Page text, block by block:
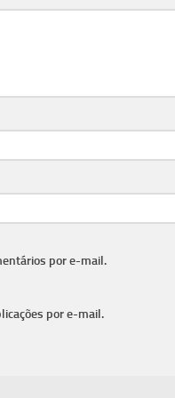
por e-mail.
por e-mail.